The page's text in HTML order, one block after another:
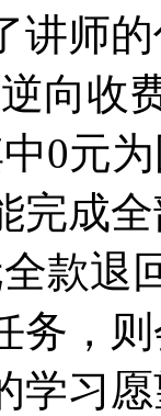
讲师
向收
0元
完成
款退
务，
学习